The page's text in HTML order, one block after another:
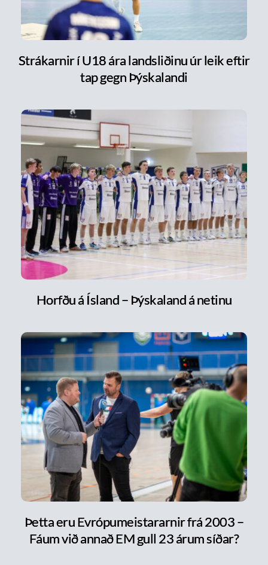
Strákarnir í U18 ára landsliðinu úr leik eftir
tap gegn Þýskalandi
Horfðu á Ísland – Þýskaland á netinu
Þetta eru Evrópumeistararnir frá 2003 –
Fáum við annað EM gull 23 árum síðar?